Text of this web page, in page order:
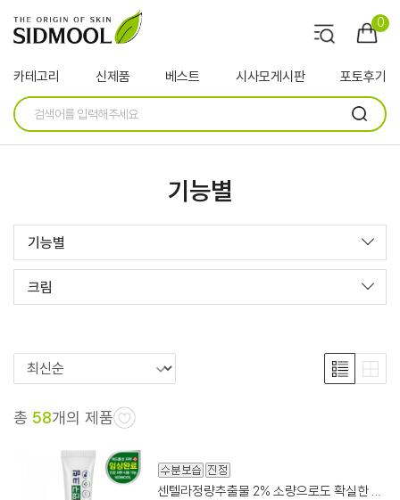
0
카테고리 신제품 베스트 시사모게시판 포토후기
기능별
기능별
크림
총 58개의 제품
센텔라정량추출물 2% 소량으로도 확실한 스팟 집중 케어